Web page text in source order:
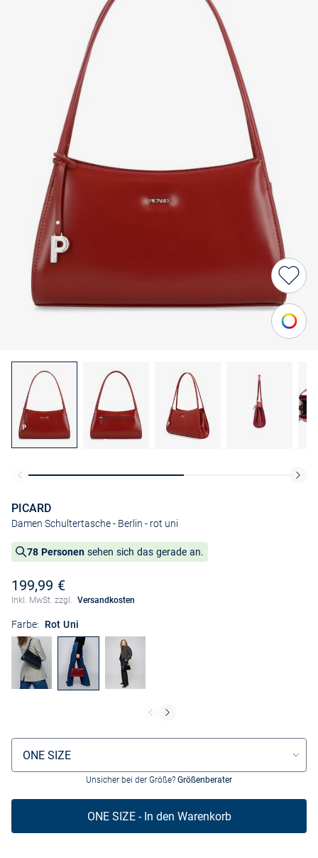
PICARD
Damen Schultertasche - Berlin - rot uni
78 Personen sehen sich das gerade an.
199,99 €
Inkl. MwSt. zzgl. Versandkosten
Farbe: Rot Uni
Größenauswahl
ONE SIZE
Unsicher bei der Größe? Größenberater
ONE SIZE - In den Warenkorb